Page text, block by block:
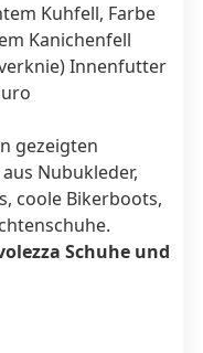
Kuhfell, Farbe
Kanichenfell
Innenfutter
gezeigten
Nubukleder,
coole Bikerboots,
Schuhe und